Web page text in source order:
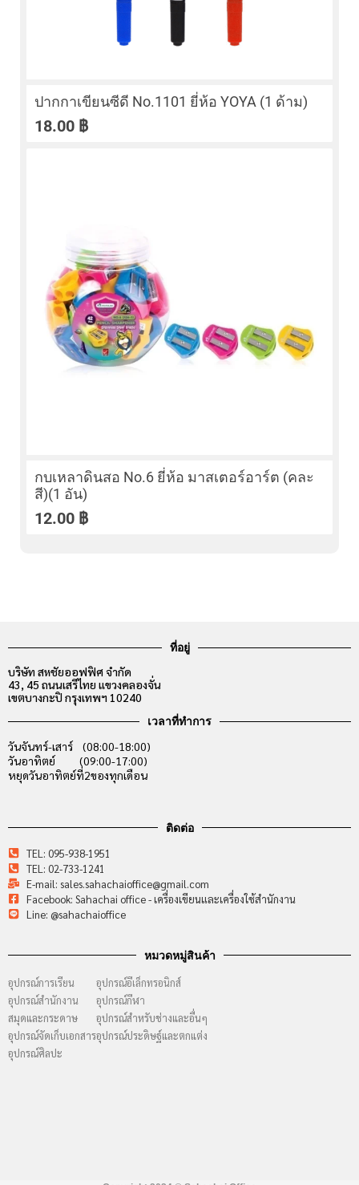
ปากกาเขียนซีดี No.1101 ยี่ห้อ YOYA (1 ด้าม)
18.00 ฿
กบเหลาดินสอ No.6 ยี่ห้อ มาสเตอร์อาร์ต (คละ
สี)(1 อัน)
12.00 ฿
ที่อยู่
บริษัท สหชัยออฟฟิศ จำกัด
43, 45 ถนนเสรีไทย แขวงคลองจั่น
เขตบางกะปิ กรุงเทพฯ 10240
เวลาที่ทำการ
วันจันทร์-เสาร์ (08:00-18:00)
วันอาทิตย์ (09:00-17:00)
หยุดวันอาทิตย์ที่2ของทุกเดือน
ติดต่อ
TEL: 095-938-1951
TEL: 02-733-1241
E-mail: sales.sahachaioffice@gmail.com
Facebook: Sahachai office - เครื่องเขียนและเครื่องใช้สำนักงาน
Line: @sahachaioffice
หมวดหมู่สินค้า
อุปกรณ์การเรียน
อุปกรณ์สำนักงาน
สมุดและกระดาษ
อุปกรณ์จัดเก็บเอกสาร
อุปกรณ์ศิลปะ
อุปกรณ์อีเล็กทรอนิกส์
อุปกรณ์กีฬา
อุปกรณ์สำหรับช่างและอื่นๆ
อุปกรณ์ประดิษฐ์และตกแต่ง